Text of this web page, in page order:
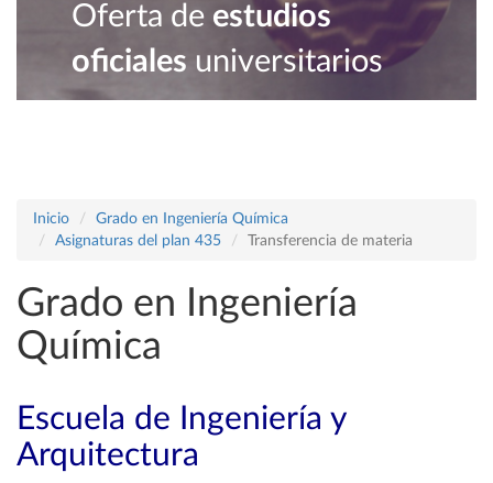
Oferta de estudios
oficiales universitarios
Inicio
Grado en Ingeniería Química
Asignaturas del plan 435
Transferencia de materia
Grado en Ingeniería
Química
Escuela de Ingeniería y
Arquitectura